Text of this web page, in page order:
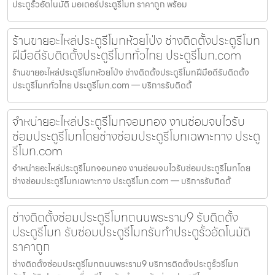
ประตูรั้วอัตโนมัติ มอเตอร์ประตูรีโมท ราคาถูก พร้อม
ร้านขายอะไหล่ประตูรีโมทห้วยโป่ง ช่างติดตั้งประตูรีโมท
ฝีมือดีรับติดตั้งประตูรีโมททั่วไทย ประตูรีโมท.com
ร้านขายอะไหล่ประตูรีโมทห้วยโป่ง ช่างติดตั้งประตูรีโมทฝีมือดีรับติดตั้ง
ประตูรีโมททั่วไทย ประตูรีโมท.com — บริการรับติดตั้
จำหน่ายอะไหล่ประตูรีโมทจอมทอง งานซ่อมจบไวรับ
ซ่อมประตูรีโมทโดยช่างซ่อมประตูรีโมทเฉพาะทาง ประตู
รีโมท.com
จำหน่ายอะไหล่ประตูรีโมทจอมทอง งานซ่อมจบไวรับซ่อมประตูรีโมทโดย
ช่างซ่อมประตูรีโมทเฉพาะทาง ประตูรีโมท.com — บริการรับติดตั้
ช่างติดตั้งซ่อมประตูรีโมทถนนพระราม9 รับติดตั้ง
ประตูรีโมท รับซ่อมประตูรีโมทรับทำประตูรั้วอัตโนมัติ
ราคาถูก
ช่างติดตั้งซ่อมประตูรีโมทถนนพระราม9 บริการติดตั้งประตูรั้วรีโมท